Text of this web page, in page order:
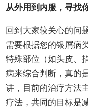
从外用到内服，寻找
回到大家较关心的问
需要根据您的银屑病
特殊部位（如头皮、
病来综合判断，真的
讲，目前的治疗方法
疗法，共同的目标是